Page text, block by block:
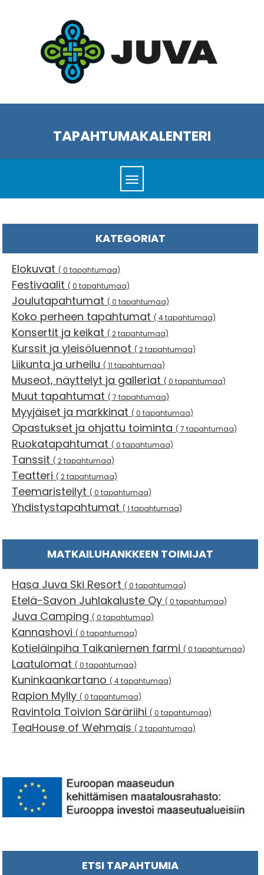
TAPAHTUMAKALENTERI
KATEGORIAT
Elokuvat ( 0 tapahtumaa)
Festivaalit ( 0 tapahtumaa)
Joulutapahtumat ( 0 tapahtumaa)
Koko perheen tapahtumat ( 4 tapahtumaa)
Konsertit ja keikat ( 2 tapahtumaa)
Kurssit ja yleisöluennot ( 2 tapahtumaa)
Liikunta ja urheilu ( 11 tapahtumaa)
Museot, näyttelyt ja galleriat ( 0 tapahtumaa)
Muut tapahtumat ( 7 tapahtumaa)
Myyjäiset ja markkinat ( 0 tapahtumaa)
Opastukset ja ohjattu toiminta ( 7 tapahtumaa)
Ruokatapahtumat ( 0 tapahtumaa)
Tanssit ( 2 tapahtumaa)
Teatteri ( 2 tapahtumaa)
Teemaristeilyt ( 0 tapahtumaa)
Yhdistystapahtumat ( 1 tapahtumaa)
MATKAILUHANKKEEN TOIMIJAT
Hasa Juva Ski Resort ( 0 tapahtumaa)
Etelä-Savon Juhlakaluste Oy ( 0 tapahtumaa)
Juva Camping ( 0 tapahtumaa)
Kannashovi ( 0 tapahtumaa)
Kotieläinpiha Taikaniemen farmi ( 0 tapahtumaa)
Laatulomat ( 0 tapahtumaa)
Kuninkaankartano ( 4 tapahtumaa)
Rapion Mylly ( 0 tapahtumaa)
Ravintola Toivion Säräriihi ( 0 tapahtumaa)
TeaHouse of Wehmais ( 2 tapahtumaa)
ETSI TAPAHTUMIA